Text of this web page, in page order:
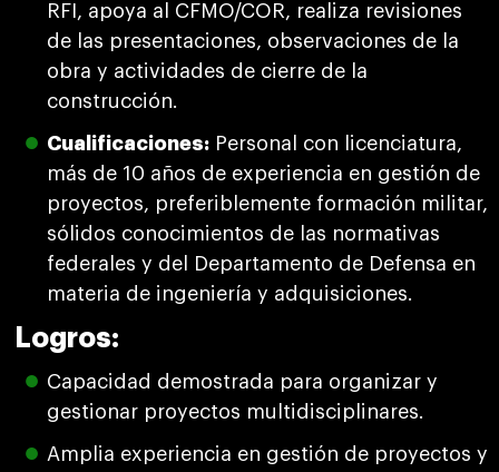
RFI, apoya al CFMO/COR, realiza revisiones
de las presentaciones, observaciones de la
obra y actividades de cierre de la
construcción.
Cualificaciones: Personal con licenciatura,
más de 10 años de experiencia en gestión de
proyectos, preferiblemente formación militar,
sólidos conocimientos de las normativas
federales y del Departamento de Defensa en
materia de ingeniería y adquisiciones.
Logros:
Capacidad demostrada para organizar y
gestionar proyectos multidisciplinares.
Amplia experiencia en gestión de proyectos y